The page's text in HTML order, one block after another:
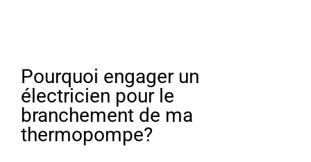
Pourquoi engager un
électricien pour le
branchement de ma
thermopompe?